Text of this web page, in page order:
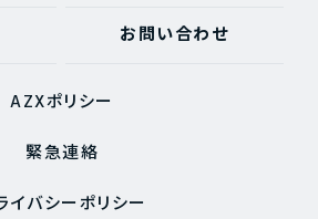
お問い合わせ
AZXポリシー
緊急連絡
イバシーポリシー